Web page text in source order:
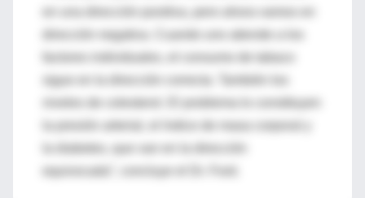
dirección negativa. Cuando uno atiende a los
sigue en la dirección correcta. También los
equivocada”, concluye el Dr. Ford.